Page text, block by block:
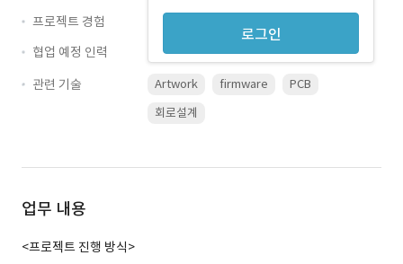
로그인
프로젝트 경험
협업 예정 인력
관련 기술
Artwork firmware
PCB
회로설계
업무 내용
<프로젝트 진행 방식>